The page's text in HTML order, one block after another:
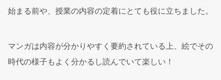
始まる前や、授業の内容の定着にとても役に立ちました。
マンガは内容が分かりやすく要約されている上、絵でその
時代の様子もよく分かるし読んでいて楽しい！